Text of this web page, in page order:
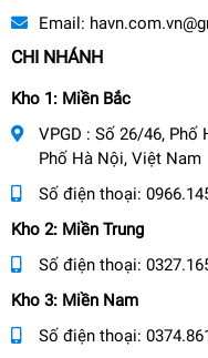
Email:
CHI NHÁNH
Kho 1: Miền Bắc
VPGD : Số 26/46, Phố
Phố Hà Nội, Việt Nam
Số điện thoại:
Kho 2: Miền Trung
Số điện thoại:
Kho 3: Miền Nam
Số điện thoại: